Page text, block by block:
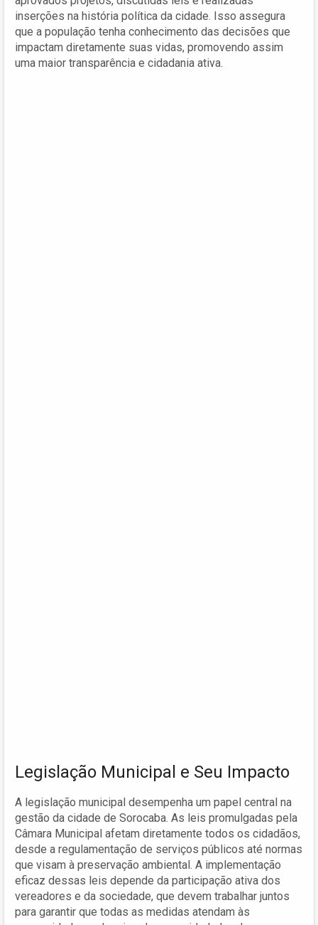
inserções na história política da cidade. Isso assegura
que a população tenha conhecimento das decisões que
impactam diretamente suas vidas, promovendo assim
uma maior transparência e cidadania ativa.
Legislação Municipal e Seu Impacto
A legislação municipal desempenha um papel central na
gestão da cidade de Sorocaba. As leis promulgadas pela
Câmara Municipal afetam diretamente todos os cidadãos,
desde a regulamentação de serviços públicos até normas
que visam à preservação ambiental. A implementação
eficaz dessas leis depende da participação ativa dos
vereadores e da sociedade, que devem trabalhar juntos
para garantir que todas as medidas atendam às